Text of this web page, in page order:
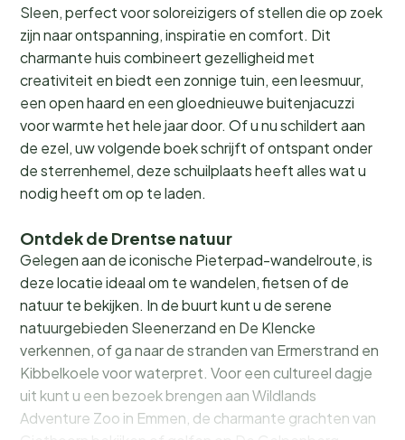
Sleen, perfect voor soloreizigers of stellen die op zoek
zijn naar ontspanning, inspiratie en comfort. Dit
charmante huis combineert gezelligheid met
creativiteit en biedt een zonnige tuin, een leesmuur,
een open haard en een gloednieuwe buitenjacuzzi
voor warmte het hele jaar door. Of u nu schildert aan
de ezel, uw volgende boek schrijft of ontspant onder
de sterrenhemel, deze schuilplaats heeft alles wat u
nodig heeft om op te laden.
Ontdek de Drentse natuur
Gelegen aan de iconische Pieterpad-wandelroute, is
deze locatie ideaal om te wandelen, fietsen of de
natuur te bekijken. In de buurt kunt u de serene
natuurgebieden Sleenerzand en De Klencke
verkennen, of ga naar de stranden van Ermerstrand en
Kibbelkoele voor waterpret. Voor een cultureel dagje
uit kunt u een bezoek brengen aan Wildlands
Adventure Zoo in Emmen, de charmante grachten van